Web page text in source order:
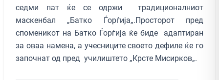
седми пат ќе се одржи традиционалниот
маскенбал „Батко Ѓорѓија„.Просторот пред
споменикот на Батко Ѓорѓија ќе биде адаптиран
за оваа намена, а учесниците своето дефиле ќе го
започнат од пред училиштето „Крсте Мисирков„.